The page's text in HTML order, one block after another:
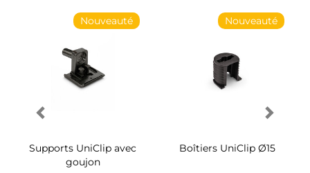
Nouveauté
Supports UniClip avec
goujon
Nouveauté
Boîtiers UniClip Ø15